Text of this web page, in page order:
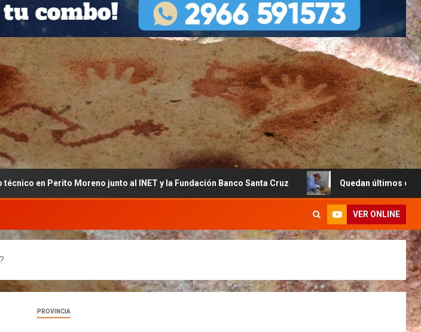
Moreno junto al INET y la Fundación Banco Santa Cruz Quedan últimos cupos disponibles
VER ONLINE
PROVINCIA